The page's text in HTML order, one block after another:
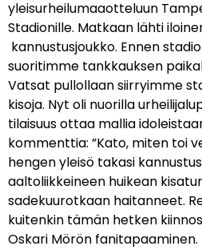
yleisurheilumaaotteluun
Stadionille. Matkaan lähti
kannustusjoukko. Ennen
suoritimme tankkauksen
Vatsat pullollaan siirryimme
kisoja. Nyt oli nuorilla
tilaisuus ottaa mallia
kommenttia: ”Kato, miten toi
hengen yleisö takasi
aaltoliikkeineen huikean
sadekuurotkaan haitanneet.
kuitenkin tämän hetken
Oskari Mörön fanitapaaminen.